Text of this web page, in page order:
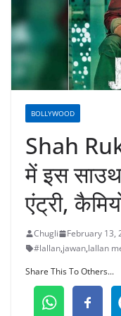
BOLLYWOOD
Shah
में इस
एंट्री,
Chugli
February 13,
#lallan,jawan,lallan
Share This To Others...